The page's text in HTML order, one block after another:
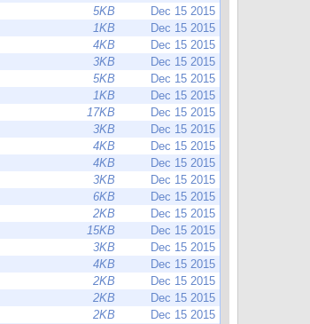
5KB
Dec 15 2015
1KB
Dec 15 2015
4KB
Dec 15 2015
3KB
Dec 15 2015
5KB
Dec 15 2015
1KB
Dec 15 2015
17KB
Dec 15 2015
3KB
Dec 15 2015
4KB
Dec 15 2015
4KB
Dec 15 2015
3KB
Dec 15 2015
6KB
Dec 15 2015
2KB
Dec 15 2015
15KB
Dec 15 2015
3KB
Dec 15 2015
4KB
Dec 15 2015
2KB
Dec 15 2015
2KB
Dec 15 2015
2KB
Dec 15 2015